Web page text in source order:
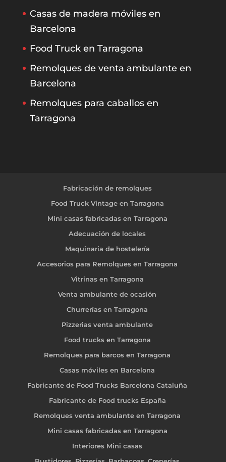
Casas de madera móviles en
Barcelona
Food Truck en Tarragona
Remolques de venta ambulante en
Barcelona
Remolques para caballos en
Tarragona
Fabricación de remolques
Food Truck Vintage en Tarragona
Mini casas fabricadas en Tarragona
Adecuación de locales
Maquinaria de hostelería
Accesorios para Remolques en Tarragona
Vitrinas en Tarragona
Venta ambulante de ocasión
Churrerías en Tarragona
Pizzerias venta ambulante
Food trucks en Tarragona
Remolques para barcos en Tarragona
Casas móviles en Barcelona
Fabricante de Food Trucks Barcelona Cataluña
Fabricante de Food trucks España
Remolques venta ambulante en Tarragona
Mini casas fabricadas en Tarragona
Interiores Mini casas